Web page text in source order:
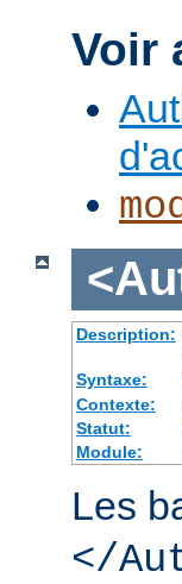
Voir
Description:
Syntaxe:
Contexte:
Statut:
Module:
Les
</